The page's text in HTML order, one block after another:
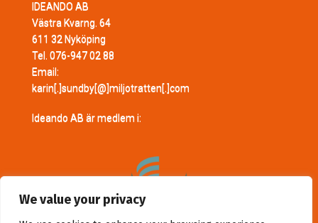
We value your privacy
IDEANDO AB
Västra Kvarng. 64
611 32 Nyköping
Tel. 076-947 02 88
Email:
karin[.]sundby[@]miljotratten[.]com
Ideando AB är medlem i: